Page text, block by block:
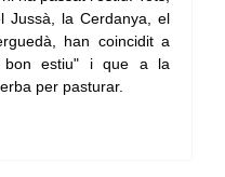
Jussà, la Cerdanya, el
han coincidit a
bon estiu" i que a la
per pasturar.